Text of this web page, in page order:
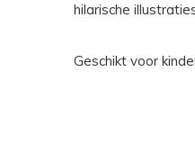
hilarische
Geschikt voor